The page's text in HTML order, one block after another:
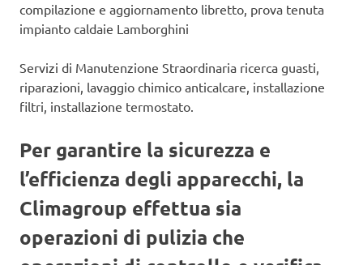
compilazione e aggiornamento libretto, prova tenuta
impianto caldaie Lamborghini
Servizi di Manutenzione Straordinaria ricerca guasti,
riparazioni, lavaggio chimico anticalcare, installazione
filtri, installazione termostato.
Per garantire la sicurezza e
l’efficienza degli apparecchi, la
Climagroup effettua sia
operazioni di pulizia che